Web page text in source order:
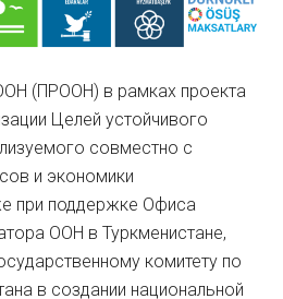
(ПРООН) в рамках проекта
Целей устойчивого
совместно с
и экономики
при поддержке Офиса
ООН в Туркменистане,
комитету по
в создании национальной